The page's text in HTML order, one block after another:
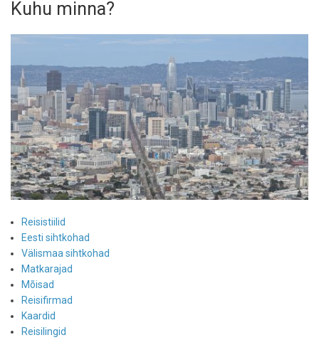
Kuhu minna?
Reisistiilid
Eesti sihtkohad
Välismaa sihtkohad
Matkarajad
Mõisad
Reisifirmad
Kaardid
Reisilingid